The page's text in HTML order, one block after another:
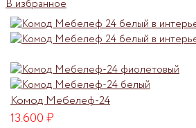
В избранное
Комод Мебелеф-24
13.600₽